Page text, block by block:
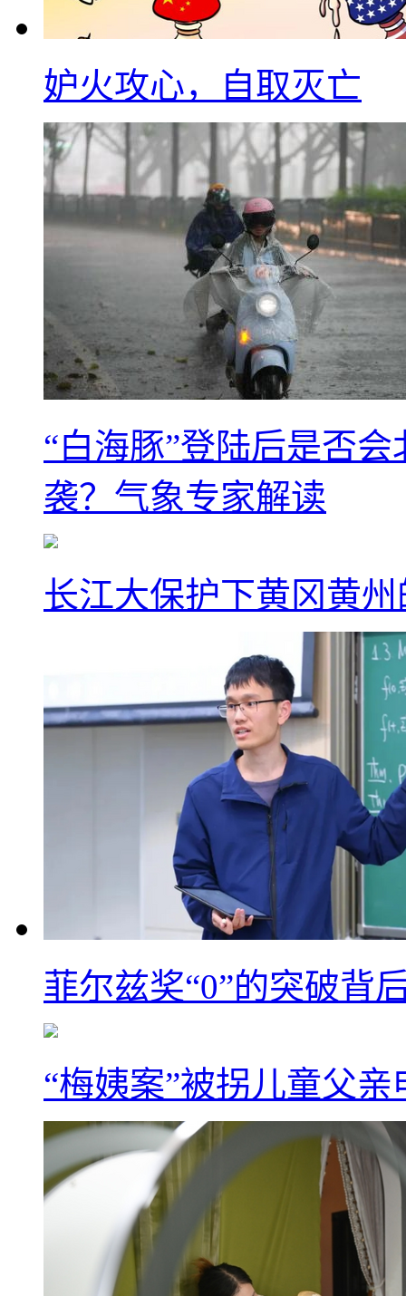
妒火攻心，自取灭亡
“白海豚”登陆后是否
袭？气象专家解读
长江大保护下黄冈黄
菲尔兹奖“0”的突破背
“梅姨案”被拐儿童父